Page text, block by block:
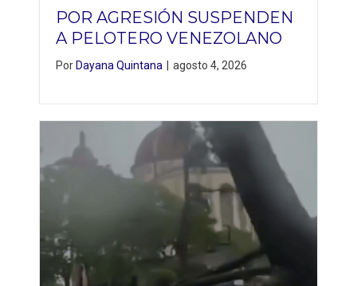
POR AGRESIÓN SUSPENDEN
A PELOTERO VENEZOLANO
Por Dayana Quintana agosto 4, 2026